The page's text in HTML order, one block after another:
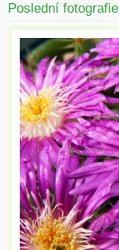
Poslední fotografie